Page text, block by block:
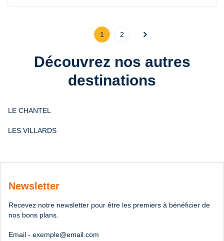
1 2 chevron_right
Découvrez nos autres
destinations
LE CHANTEL
LES VILLARDS
Newsletter
Recevez notre newsletter pour être les premiers à bénéficier de
nos bons plans.
Email - exemple@email.com